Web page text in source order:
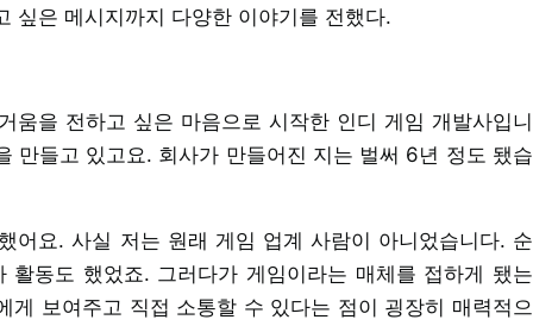
싶은 메시지까지 다양한 이야기를 전했다.
움을 전하고 싶은 마음으로 시작한 인디 게임 개발사입니
만들고 있고요. 회사가 만들어진 지는 벌써 6년 정도 됐습
어요. 사실 저는 원래 게임 업계 사람이 아니었습니다. 순
활동도 했었죠. 그러다가 게임이라는 매체를 접하게 됐는
게 보여주고 직접 소통할 수 있다는 점이 굉장히 매력적으